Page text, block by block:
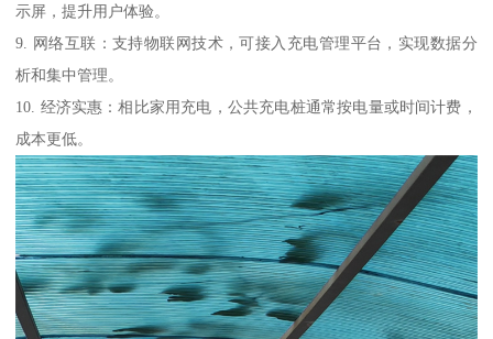
示屏，提升用户体验。
9. 网络互联：支持物联网技术，可接入充电管理平台，实现数据分
析和集中管理。
10. 经济实惠：相比家用充电，公共充电桩通常按电量或时间计费，
成本更低。